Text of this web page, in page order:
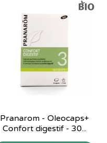
Pranarom - Oleocaps+
Confort digestif - 30...